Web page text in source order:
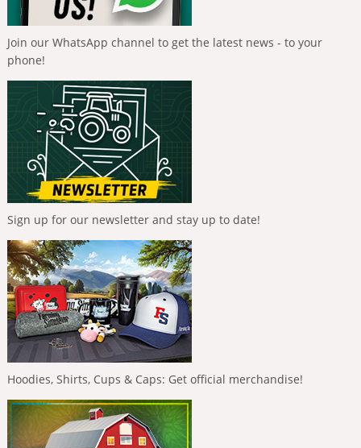
Join our WhatsApp channel to get the latest news - to your
phone!
Sign up for our newsletter and stay up to date!
Hoodies, Shirts, Cups & Caps: Get official merchandise!